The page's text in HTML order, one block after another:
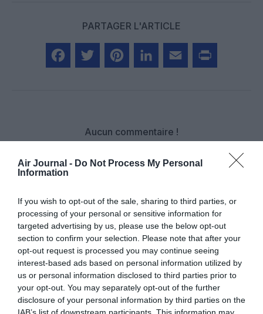
Air Journal - Do Not Process My Personal
Information
If you wish to opt-out of the sale, sharing to third parties, or
processing of your personal or sensitive information for
targeted advertising by us, please use the below opt-out
section to confirm your selection. Please note that after your
opt-out request is processed you may continue seeing
interest-based ads based on personal information utilized by
us or personal information disclosed to third parties prior to
your opt-out. You may separately opt-out of the further
disclosure of your personal information by third parties on the
IAB’s list of downstream participants. This information may
PARTAGER L'ARTICLE
Aucun commentaire !
LAISSER UN COMMENTAIRE
FAIRE UN DON
Appel aux lecteurs !
Soutenez Air Journal participezà son
développement !